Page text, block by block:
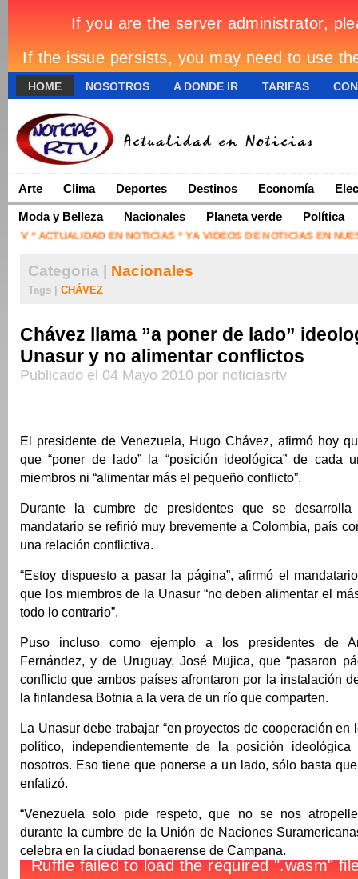
HOME NOSOTROS A DONDE IR TARIFAS
Arte Clima Deportes Destinos Economía
Moda y Belleza Nacionales Planeta verde Política
* ACTUALIDAD EN NOTICIAS * YA VIDEOS DE NOTICIAS EN
Categoria | Nacionales
Tags | CHÁVEZ
Chávez llama ”a poner de lado”
Unasur y no alimentar conflictos
Publicado el 04 Mayo 2010 por noticiasrtv
El presidente de Venezuela, Hugo Chávez, afirmó hoy
que “poner de lado” la “posición ideológica” de cada
miembros ni “alimentar más el pequeño conflicto”.
Durante la cumbre de presidentes que se
mandatario se refirió muy brevemente a Colombia, país
una relación conflictiva.
“Estoy dispuesto a pasar la página”, afirmó el
que los miembros de la Unasur “no deben alimentar el
todo lo contrario”.
Puso incluso como ejemplo a los presidentes de
Fernández, y de Uruguay, José Mujica, que “pasaron
conflicto que ambos países afrontaron por la instalación
la finlandesa Botnia a la vera de un río que comparten.
La Unasur debe trabajar “en proyectos de cooperación en
político, independientemente de la posición
nosotros. Eso tiene que ponerse a un lado, sólo basta
enfatizó.
“Venezuela solo pide respeto, que no se nos
durante la cumbre de la Unión de Naciones
celebra en la ciudad bonaerense de Campana.